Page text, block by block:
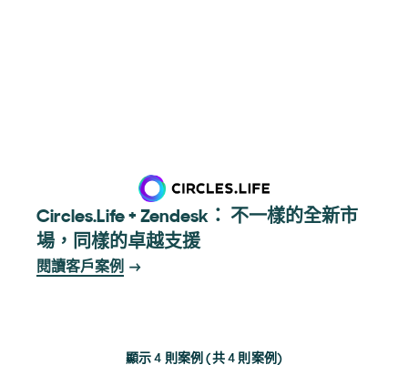
Circles.Life + Zendesk： 不一樣的全新市
場，同樣的卓越支援
閱讀客戶案例
顯示 4 則案例 (共 4 則案例)